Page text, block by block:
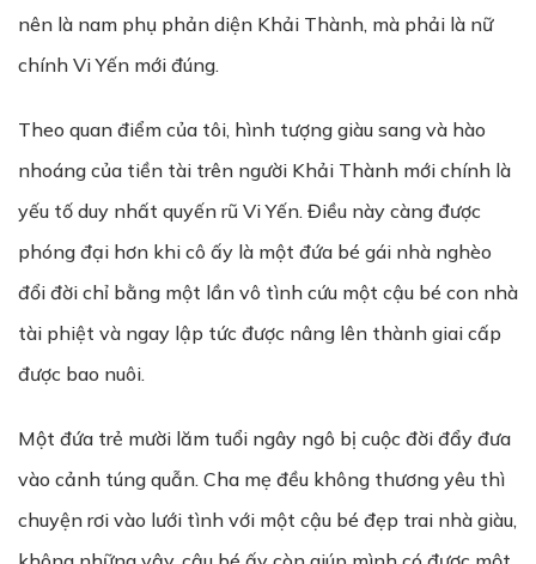
nên là nam phụ phản diện Khải Thành, mà phải là nữ
chính Vi Yến mới đúng.
Theo quan điểm của tôi, hình tượng giàu sang và hào
nhoáng của tiền tài trên người Khải Thành mới chính là
yếu tố duy nhất quyến rũ Vi Yến. Điều này càng được
phóng đại hơn khi cô ấy là một đứa bé gái nhà nghèo
đổi đời chỉ bằng một lần vô tình cứu một cậu bé con nhà
tài phiệt và ngay lập tức được nâng lên thành giai cấp
được bao nuôi.
Một đứa trẻ mười lăm tuổi ngây ngô bị cuộc đời đẩy đưa
vào cảnh túng quẫn. Cha mẹ đều không thương yêu thì
chuyện rơi vào lưới tình với một cậu bé đẹp trai nhà giàu,